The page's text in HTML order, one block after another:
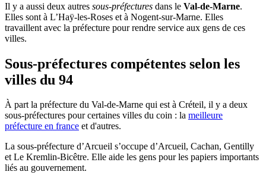
Il y a aussi deux autres sous-préfectures dans le Val-de-Marne.
Elles sont à L’Haÿ-les-Roses et à Nogent-sur-Marne. Elles
travaillent avec la préfecture pour rendre service aux gens de ces
villes.
Sous-préfectures compétentes selon les
villes du 94
À part la préfecture du Val-de-Marne qui est à Créteil, il y a deux
sous-préfectures pour certaines villes du coin : la meilleure
préfecture en france et d'autres.
La sous-préfecture d’Arcueil s’occupe d’Arcueil, Cachan, Gentilly
et Le Kremlin-Bicêtre. Elle aide les gens pour les papiers importants
liés au gouvernement.